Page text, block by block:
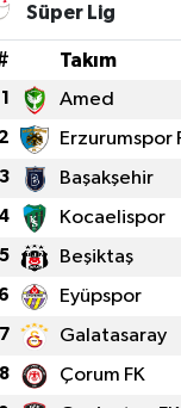
Süper Lig
Takım
1 Amed
2 Erzurumspor
3 Başakşehir
4 Kocaelispor
5 Beşiktaş
6 Eyüpspor
7 Galatasaray
8 Çorum FK